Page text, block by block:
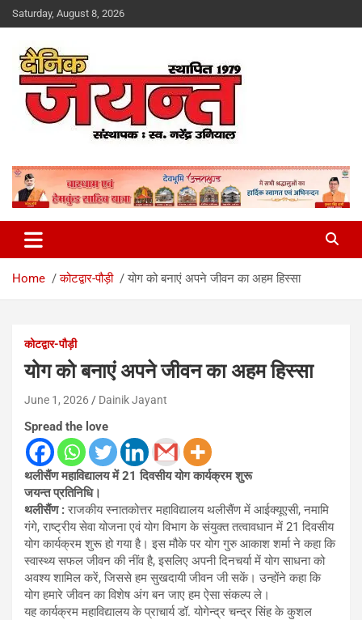
Skip
to
Saturday, August 8, 2026
Dainik Jayant
Home कोटद्वार-पौड़ी योग को बनाएं अपने जीवन का अहम हिस्सा
कोटद्वार-पौड़ी
योग को बनाएं अपने जीवन का अहम हिस्सा
June 1, 2026 Dainik Jayant
Spread the love
थलीसैंण महाविद्यालय में 21 दिवसीय योग कार्यक्रम शुरू
जयन्त प्रतिनिधि।
थलीसैंण :राजकीय स्नातकोत्तर महाविद्यालय थलीसैंण में आईक्यूएसी, नमामि
गंगे, राष्ट्रीय सेवा योजना एवं योग विभाग के संयुक्त तत्वावधान में 21 दिवसीय
योग कार्यक्रम शुरू हो गया है। इस मौके पर योग गुरु आकाश शर्मा ने कहा कि
स्वास्थ्य सफल जीवन की नींव है, इसलिए अपनी दिनचर्या में योग साधना को
अवश्य शामिल करें, जिससे हम सुखदायी जीवन जी सकें। उन्होंने कहा कि
योग हमारे जीवन का विशेष अंग बन जाए हम ऐसा संकल्प ले।
यह कार्यक्रम महाविद्यालय के प्राचार्य डॉ. योगेन्द्र चन्द्र सिंह के कुशल